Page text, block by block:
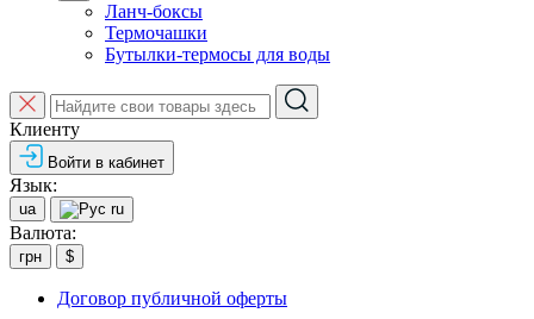
Ланч-боксы
Термочашки
Бутылки-термосы для воды
Клиенту
Войти в кабинет
Язык:
ua ru
Валюта:
грн $
Договор публичной оферты